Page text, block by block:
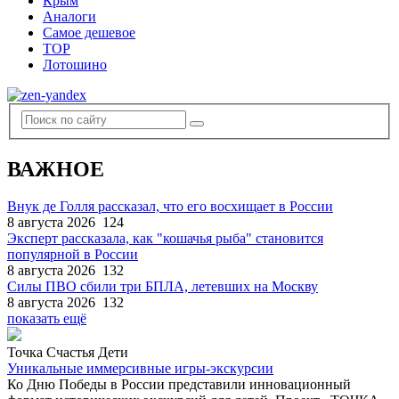
Аналоги
Самое дешевое
TOP
Лотошино
ВАЖНОЕ
Внук де Голля рассказал, что его восхищает в России
8 августа 2026 124
Эксперт рассказала, как "кошачья рыба" становится
популярной в России
8 августа 2026 132
Силы ПВО сбили три БПЛА, летевших на Москву
8 августа 2026 132
показать ещё
Точка Счастья Дети
Уникальные иммерсивные игры-экскурсии
Ко Дню Победы в России представили инновационный